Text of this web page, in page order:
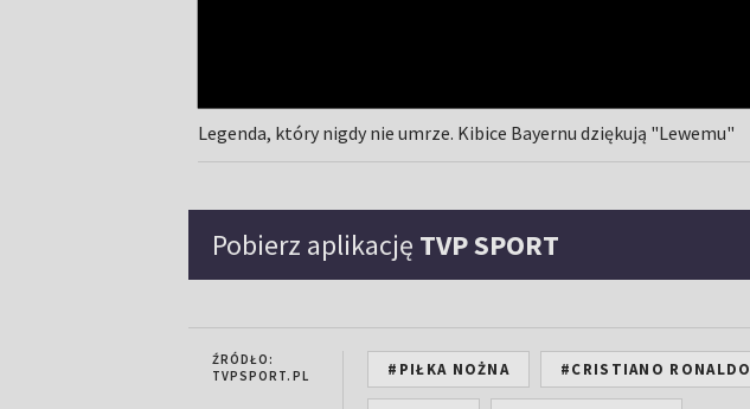
Legenda, który nigdy nie umrze. Kibice Bayernu dziękują "Lewemu"
Pobierz aplikację TVP SPORT
ŹRÓDŁO:
TVPSPORT.PL
#PIŁKA NOŻNA #CRISTIANO RONALDO